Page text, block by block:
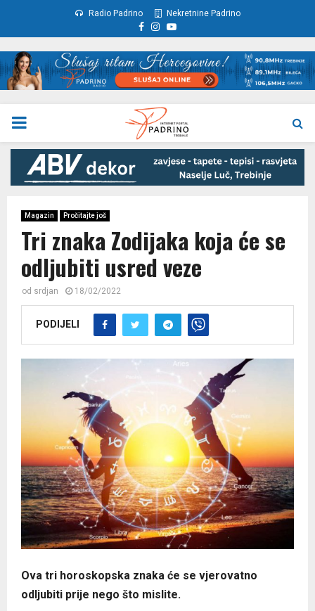
Radio Padrino Nekretnine Padrino
Facebook
Instagram
Youtube
PRIMARY
MENU
Magazin Pročitajte još
Tri znaka Zodijaka koja će se
odljubiti usred veze
od srdjan 18/02/2022
PODIJELI
Ova tri horoskopska znaka će se vjerovatno
odljubiti prije nego što mislite.